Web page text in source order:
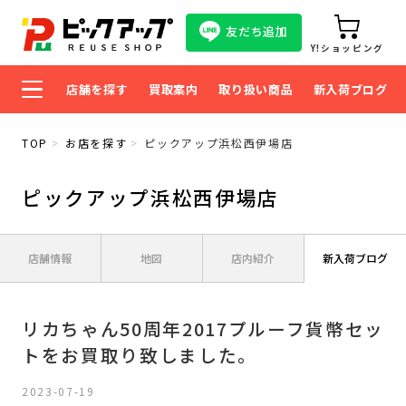
友だち追加
Y!ショッピング
店舗を探す 買取案内 取り扱い商品 新入荷ブログ
TOP お店を探す ピックアップ浜松西伊場店
ピックアップ浜松西伊場店
店舗情報 地図 店内紹介 新入荷ブログ
リカちゃん50周年2017プルーフ貨幣セッ
トをお買取り致しました。
2023-07-19